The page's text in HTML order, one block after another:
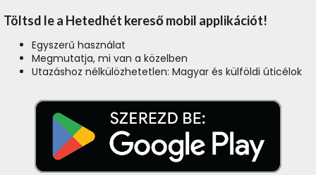
Töltsd le a Hetedhét kereső mobil applikációt!
Egyszerű használat
Megmutatja, mi van a közelben
Utazáshoz nélkülözhetetlen: Magyar és külföldi úticélok